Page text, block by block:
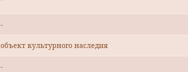
-
объект культурного наследия
-